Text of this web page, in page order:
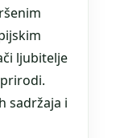
ljubitelje
sadržaja i